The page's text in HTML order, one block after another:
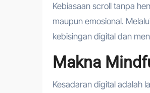
Kebiasaan scroll tanpa
maupun emosional.
kebisingan digital dan
Makna
Kesadaran digital adalah